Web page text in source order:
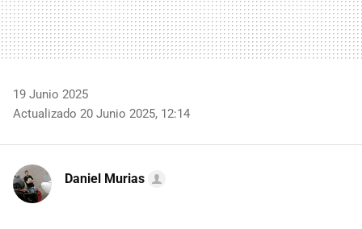
19 Junio 2025
Actualizado 20 Junio 2025, 12:14
Daniel Murias